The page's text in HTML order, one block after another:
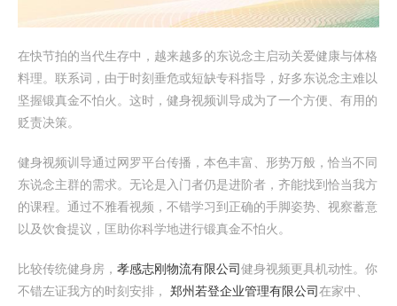
在快节拍的当代生存中，越来越多的东说念主启动关爱健康与体格
料理。联系词，由于时刻垂危或短缺专科指导，好多东说念主难以
坚握锻真金不怕火。这时，健身视频训导成为了一个方便、有用的
贬责决策。
健身视频训导通过网罗平台传播，本色丰富、形势万般，恰当不同
东说念主群的需求。无论是入门者仍是进阶者，齐能找到恰当我方
的课程。通过不雅看视频，不错学习到正确的手脚姿势、视察蓄意
以及饮食提议，匡助你科学地进行锻真金不怕火。
比较传统健身房， 孝感志刚物流有限公司健身视频更具机动性。你
不错左证我方的时刻安排， 郑州若登企业管理有限公司在家中、